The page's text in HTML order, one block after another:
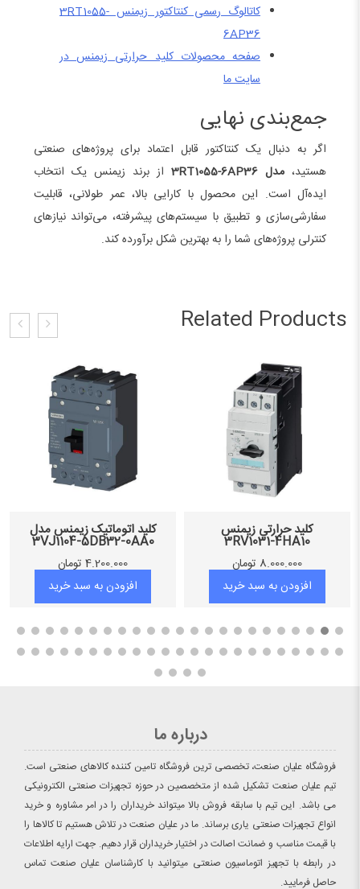
کاتالوگ رسمی کنتاکتور زیمنس 3RT1055-
6AP36
صفحه محصولات کلید حرارتی زیمنس در
سایت ما
جمع‌بندی نهایی
اگر به دنبال یک کنتاکتور قابل اعتماد برای پروژه‌های صنعتی
هستید، مدل 3RT1055-6AP36
از برند زیمنس یک انتخاب
ایده‌آل است. این محصول با کارایی بالا، عمر طولانی، قابلیت
سفارشی‌سازی و تطبیق با سیستم‌های پیشرفته، می‌تواند نیازهای
کنترلی پروژه‌های شما را به بهترین شکل برآورده کند.
Related Products
کلید حرارتی زیمنس
3RV1031-4HA10
8.000.000 تومان
افزودن به سبد خرید
کلید اتوماتیک زیمنس مدل
3VJ1104-5DB32-0AA0
4.200.000 تومان
افزودن به سبد خرید
درباره ما
فروشگاه علیان صنعت، تخصصی ترین فروشگاه تامین کننده کالاهای صنعتی است.
تیم علیان صنعت تشکیل شده از متخصصین در حوزه تجهیزات صنعتی الکترونیکی
می باشد. این تیم با سابقه فروش بالا میتواند خریداران را در امر مشاوره و خرید
انواع تجهیزات صنعتی یاری برساند. ما در علیان صنعت در تلاش هستیم تا کالاها را
با قیمت مناسب و ضمانت اصالت در اختیار خریداران قرار دهیم. جهت ارایه اطلاعات
در رابطه با تجهیز اتوماسیون صنعتی میتوانید با کارشناسان علیان صنعت تماس
حاصل فرمایید.